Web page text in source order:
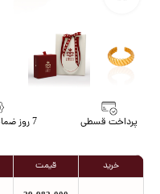
پرداخت قسطی 7 روز ضمانت بازگشت
خرید قیمت